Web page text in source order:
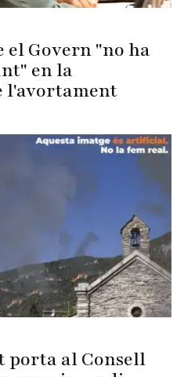
el Govern "no ha
en la
l'avortament
porta al Consell